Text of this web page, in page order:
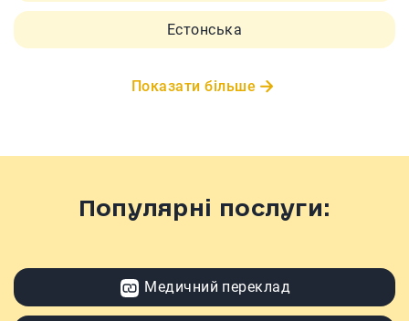
Естонська
Показати більше
Популярні послуги:
Медичний переклад